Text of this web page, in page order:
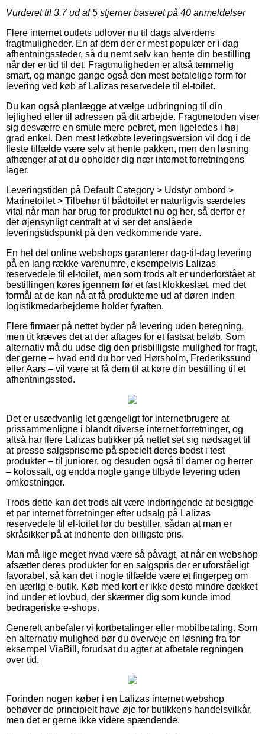
Vurderet til 3.7ud af 5 stjerner baseret på 40 anmeldelser
Flere internet outlets udlover nu til dags alverdens
fragtmuligheder. En af dem der er mest populær er i dag
afhentningssteder, så du nemt selv kan hente din bestilling
når der er tid til det. Fragtmuligheden er altså temmelig
smart, og mange gange også den mest betalelige form for
levering ved køb af Lalizas reservedele til el-toilet.
Du kan også planlægge at vælge udbringning til din
lejlighed eller til adressen på dit arbejde. Fragtmetoden viser
sig desværre en smule mere pebret, men ligeledes i høj
grad enkel. Den mest letkøbte leveringsversion vil dog i de
fleste tilfælde være selv at hente pakken, men den løsning
afhænger af at du opholder dig nær internet forretningens
lager.
Leveringstiden på Default Category > Udstyr ombord >
Marinetoilet > Tilbehør til bådtoilet er naturligvis særdeles
vital når man har brug for produktet nu og her, så derfor er
det øjensynligt centralt at vi ser det anslåede
leveringstidspunkt på den vedkommende vare.
En hel del online webshops garanterer dag-til-dag levering
på en lang række varenumre, eksempelvis Lalizas
reservedele til el-toilet, men som trods alt er underforstået at
bestillingen køres igennem før et fast klokkeslæt, med det
formål at de kan nå at få produkterne ud af døren inden
logistikmedarbejderne holder fyraften.
Flere firmaer på nettet byder på levering uden beregning,
men tit kræves det at der aftages for et fastsat beløb. Som
alternativ må du udse dig den prisbilligste mulighed for fragt,
der gerne – hvad end du bor ved Hørsholm, Frederikssund
eller Aars – vil være at få dem til at køre din bestilling til et
afhentningssted.
Det er usædvanlig let gængeligt for internetbrugere at
prissammenligne i blandt diverse internet forretninger, og
altså har flere Lalizas butikker på nettet set sig nødsaget til
at presse salgspriserne på specielt deres bedst i test
produkter – til juniorer, og desuden også til damer og herrer
– kolossalt, og endda nogle gange tilbyde levering uden
omkostninger.
Trods dette kan det trods alt være indbringende at besigtige
et par internet forretninger efter udsalg på Lalizas
reservedele til el-toilet før du bestiller, sådan at man er
skråsikker på at indhente den billigste pris.
Man må lige meget hvad være så påvagt, at når en webshop
afsætter deres produkter for en salgspris der er uforståeligt
favorabel, så kan det i nogle tilfælde være et fingerpeg om
en uærlig e-butik. Køb med kort er ikke desto mindre dækket
ind under et lovbud, der skærmer dig som kunde imod
bedrageriske e-shops.
Generelt anbefaler vi kortbetalinger eller mobilbetaling. Som
en alternativ mulighed bør du overveje en løsning fra for
eksempel ViaBill, forudsat du agter at afbetale regningen
over tid.
Forinden nogen køber i en Lalizas internet webshop
behøver de principielt have øje for butikkens handelsvilkår,
men det er gerne ikke videre spændende.